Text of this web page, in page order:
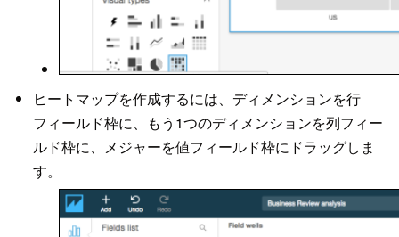
ヒートマップを作成するには、ディメンションを行
フィールド枠に、もう1つのディメンションを列フィー
ルド枠に、メジャーを値フィールド枠にドラッグしま
す。